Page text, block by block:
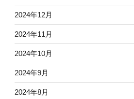
2024年12月
2024年11月
2024年10月
2024年9月
2024年8月